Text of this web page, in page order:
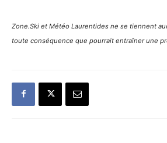
Zone.Ski et Météo Laurentides ne se tiennent
toute conséquence que pourrait entraîner une